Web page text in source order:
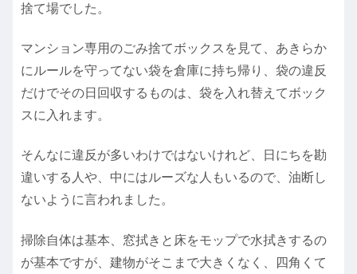
捨て場でした。
マンション専用のごみ捨てボックスを見て、あきらか
にルールを守ってない袋を倉庫に持ち帰り、袋の違反
だけでその日回収するものは、袋を入れ替えてボック
スに入れます。
そんなに違反が多いわけではないけれど、日にちを勘
違いする人や、中にはルーズな人もいるので、油断し
ないように言われました。
掃除自体は基本、窓拭きと床をモップで水拭きするの
が基本ですが、建物がそこまで大きくなく、四角くて